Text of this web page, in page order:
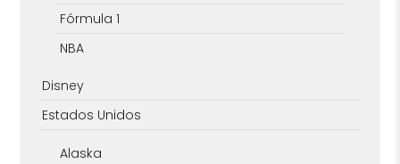
Fórmula 1
NBA
Disney
Estados Unidos
Alaska